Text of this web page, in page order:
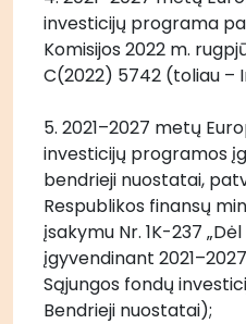
investicijų programa
Komisijos 2022 m.
C(2022) 5742 (toliau –
5. 2021–2027 metų
investicijų programos
bendrieji nuostatai,
Respublikos finansų
įsakymu Nr. 1K-237
įgyvendinant
Sąjungos fondų
Bendrieji nuostatai);